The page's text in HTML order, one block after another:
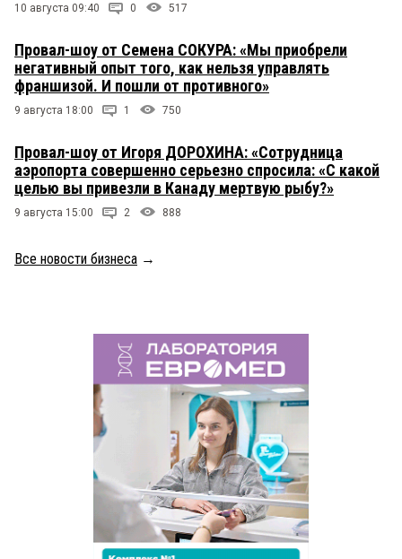
10 августа 09:40 0 517
Провал-шоу от Семена СОКУРА: «Мы приобрели
негативный опыт того, как нельзя управлять
франшизой. И пошли от противного»
9 августа 18:00 1 750
Провал-шоу от Игоря ДОРОХИНА: «Сотрудница
аэропорта совершенно серьезно спросила: «С какой
целью вы привезли в Канаду мертвую рыбу?»
9 августа 15:00 2 888
Все новости бизнеса →